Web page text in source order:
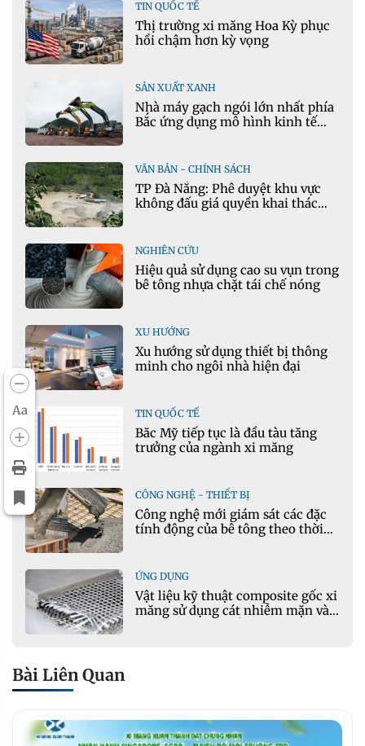
Aa
TIN QUỐC TẾ
Thị trường xi măng Hoa Kỳ phục
hồi chậm hơn kỳ vọng
SẢN XUẤT XANH
Nhà máy gạch ngói lớn nhất phía
Bắc ứng dụng mô hình kinh tế
VĂN BẢN - CHÍNH SÁCH
TP Đà Nẵng: Phê duyệt khu vực
không đấu giá quyền khai thác
NGHIÊN CỨU
Hiệu quả sử dụng cao su vụn trong
bê tông nhựa chặt tái chế nóng
XU HƯỚNG
Xu hướng sử dụng thiết bị thông
minh cho ngôi nhà hiện đại
TIN QUỐC TẾ
Bắc Mỹ tiếp tục là đầu tàu tăng
trưởng của ngành xi măng
CÔNG NGHỆ - THIẾT BỊ
Công nghệ mới giám sát các đặc
tính động của bê tông theo thời
ỨNG DỤNG
Vật liệu kỹ thuật composite gốc xi
măng sử dụng cát nhiễm mặn và
Bài Liên Quan